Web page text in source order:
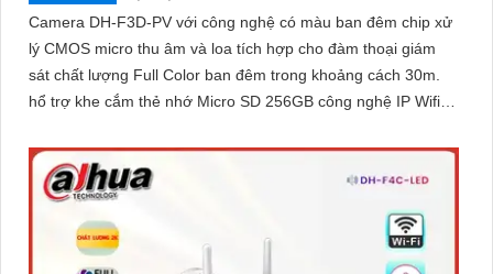
Camera DH-F3D-PV với công nghệ có màu ban đêm chip xử
lý CMOS micro thu âm và loa tích hợp cho đàm thoại giám
sát chất lượng Full Color ban đêm trong khoảng cách 30m.
hổ trợ khe cắm thẻ nhớ Micro SD 256GB công nghệ IP Wifi